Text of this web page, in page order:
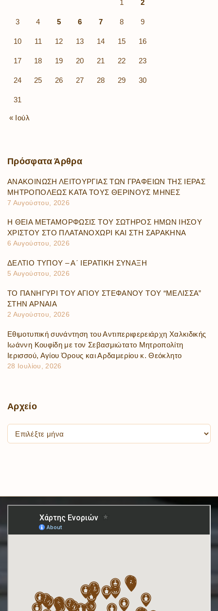
1 2
3 4 5 6 7 8 9
10 11 12 13 14 15 16
17 18 19 20 21 22 23
24 25 26 27 28 29 30
31
« Ιούλ
Πρόσφατα Άρθρα
ΑΝΑΚΟΙΝΩΣΗ ΛΕΙΤΟΥΡΓΙΑΣ ΤΩΝ ΓΡΑΦΕΙΩΝ ΤΗΣ ΙΕΡΑΣ
ΜΗΤΡΟΠΟΛΕΩΣ ΚΑΤΑ ΤΟΥΣ ΘΕΡΙΝΟΥΣ ΜΗΝΕΣ
7 Αυγούστου, 2026
Η ΘΕΙΑ ΜΕΤΑΜΟΡΦΩΣΙΣ ΤΟΥ ΣΩΤΗΡΟΣ ΗΜΩΝ ΙΗΣΟΥ
ΧΡΙΣΤΟΥ ΣΤΟ ΠΛΑΤΑΝΟΧΩΡΙ ΚΑΙ ΣΤΗ ΣΑΡΑΚΗΝΑ
6 Αυγούστου, 2026
ΔΕΛΤΙΟ ΤΥΠΟΥ – Α΄ ΙΕΡΑΤΙΚΗ ΣΥΝΑΞΗ
5 Αυγούστου, 2026
ΤΟ ΠΑΝΗΓΥΡΙ ΤΟΥ ΑΓΙΟΥ ΣΤΕΦΑΝΟΥ ΤΟΥ “ΜΕΛΙΣΣΑ”
ΣΤΗΝ ΑΡΝΑΙΑ
2 Αυγούστου, 2026
Εθιμοτυπική συνάντηση του Αντιπεριφερειάρχη Χαλκιδικής
Ιωάννη Κουφίδη με τον Σεβασμιώτατο Μητροπολίτη
Ιερισσού, Αγίου Όρους και Αρδαμερίου κ. Θεόκλητο
28 Ιουλίου, 2026
Αρχείο